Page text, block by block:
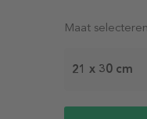
Maat selecteren
21 x 30 cm